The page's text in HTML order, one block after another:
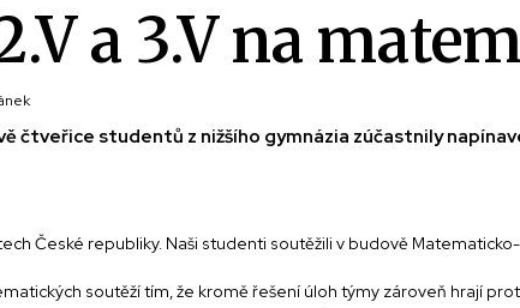
a 3.V na
čtveřice studentů z nižšího gymnázia zúčastnily
České republiky. Naši studenti soutěžili v budově
soutěží tím, že kromě řešení úloh týmy zároveň hrají